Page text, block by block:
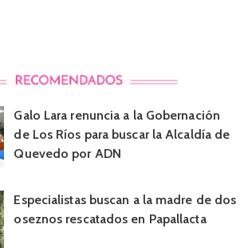
Galo Lara renuncia a la Gobernación
de Los Ríos para buscar la Alcaldía de
Quevedo por ADN
Especialistas buscan a la madre de dos
oseznos rescatados en Papallacta